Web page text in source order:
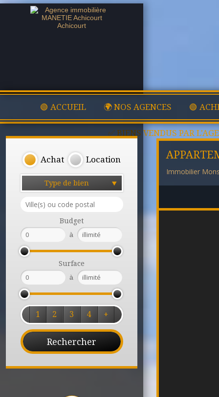
🟢 ACCUEIL 🌍 NOS AGENCES 🟢
✅ BIENS VENDUS PAR
Achat Location
Type de bien
Budget
à
Surface
à
1 2 3 4 +
Immobilier